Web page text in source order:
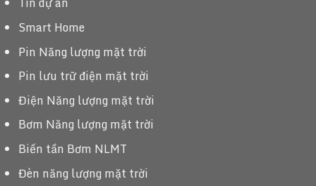
Smart Home
Pin Năng lượng mặt trời
Pin lưu trữ điện mặt trời
Điện Năng lượng mặt trời
Bơm Năng lượng mặt trời
Biến tần Bơm NLMT
Đèn năng lượng mặt trời